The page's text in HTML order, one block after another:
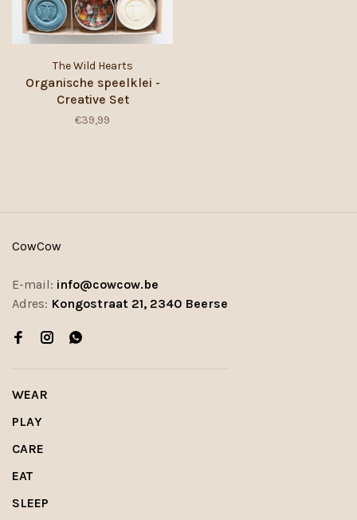
The Wild Hearts
Organische speelklei -
Creative Set
€39,99
CowCow
E-mail: info@cowcow.be
Adres: Kongostraat 21, 2340 Beerse
WEAR
PLAY
CARE
EAT
SLEEP